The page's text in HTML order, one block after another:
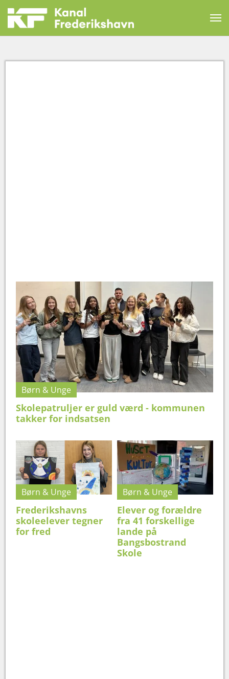
Børn & Unge
Skolepatruljer er guld værd - kommunen
takker for indsatsen
Børn & Unge
Frederikshavns
skoleelever tegner
for fred
Børn & Unge
Elever og forældre
fra 41 forskellige
lande på
Bangsbostrand
Skole